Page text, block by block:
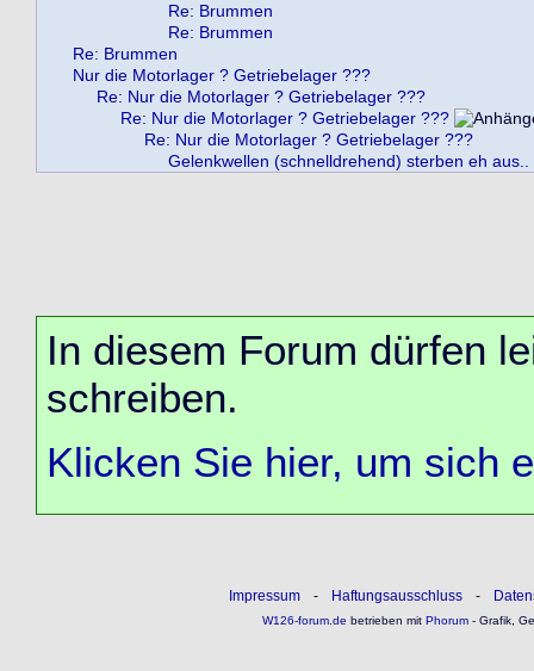
Re: Brummen
Re: Brummen
Re: Brummen
Nur die Motorlager ? Getriebelager ???
Re: Nur die Motorlager ? Getriebelager ???
Re: Nur die Motorlager ? Getriebelager ???
Re: Nur die Motorlager ? Getriebelager ???
Gelenkwellen (schnelldrehend) sterben eh aus..
In diesem Forum dürfen
schreiben.
Klicken Sie hier, um sich
Impressum - Haftungsausschluss -
W126-forum.de betrieben mitPhorum- Grafik,